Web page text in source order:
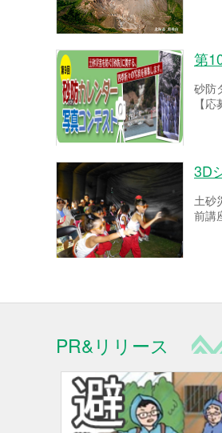
第
砂防
【
3D
土砂
前講
PR&リリース